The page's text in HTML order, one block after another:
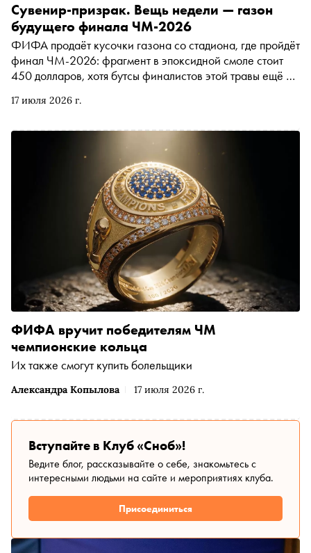
17 июля 2026 г.
Сувенир-призрак. Вещь недели — газон
будущего финала ЧМ-2026
ФИФА продаёт кусочки газона со стадиона, где пройдёт
финал ЧМ-2026: фрагмент в эпоксидной смоле стоит
450 долларов, хотя бутсы финалистов этой травы ещё не
зарабатывает на всём вокруг игры: на «водопойных»
Мадонной и стримером iShowSpeed, билетах от 2030
долларов и спорных судейских решениях в пользу
Александра Копылова 17 июля 2026 г.
ФИФА вручит победителям ЧМ
чемпионские кольца
Их также смогут купить болельщики
Вступайте в Клуб «Сноб»!
Ведите блог, рассказывайте о себе, знакомьтесь с
интересными людьми на сайте и мероприятиях клуба.
Присоединиться